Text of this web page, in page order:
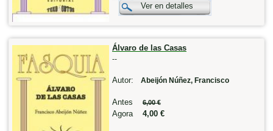
Ver en detalles
Álvaro de las Casas
--
Autor: Abeijón Núñez, Francisco
Antes 6,00 €
Agora 4,00 €